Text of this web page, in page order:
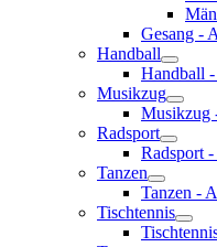
Gesang -
Handball
Handball
Musikzug
Musikzug
Radsport
Radsport
Tanzen
Tanzen -
Tischtennis